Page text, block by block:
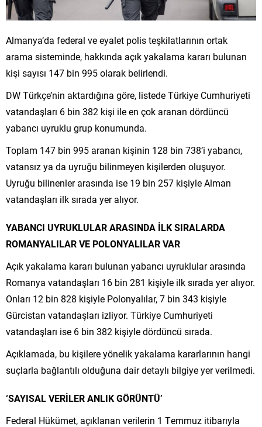
Almanya’da federal ve eyalet polis teşkilatlarının ortak
arama sisteminde, hakkında açık yakalama kararı bulunan
kişi sayısı 147 bin 995 olarak belirlendi.
DW Türkçe’nin aktardığına göre, listede Türkiye Cumhuriyeti
vatandaşları 6 bin 382 kişi ile en çok aranan dördüncü
yabancı uyruklu grup konumunda.
Toplam 147 bin 995 aranan kişinin 128 bin 738’i yabancı,
vatansız ya da uyruğu bilinmeyen kişilerden oluşuyor.
Uyruğu bilinenler arasında ise 19 bin 257 kişiyle Alman
vatandaşları ilk sırada yer alıyor.
YABANCI UYRUKLULAR ARASINDA İLK SIRALARDA
ROMANYALILAR VE POLONYALILAR VAR
Açık yakalama kararı bulunan yabancı uyruklular arasında
Romanya vatandaşları 16 bin 281 kişiyle ilk sırada yer alıyor.
Onları 12 bin 828 kişiyle Polonyalılar, 7 bin 343 kişiyle
Gürcistan vatandaşları izliyor. Türkiye Cumhuriyeti
vatandaşları ise 6 bin 382 kişiyle dördüncü sırada.
Açıklamada, bu kişilere yönelik yakalama kararlarının hangi
suçlarla bağlantılı olduğuna dair detaylı bilgiye yer verilmedi.
‘SAYISAL VERİLER ANLIK GÖRÜNTÜ’
Federal Hükümet, açıklanan verilerin 1 Temmuz itibarıyla